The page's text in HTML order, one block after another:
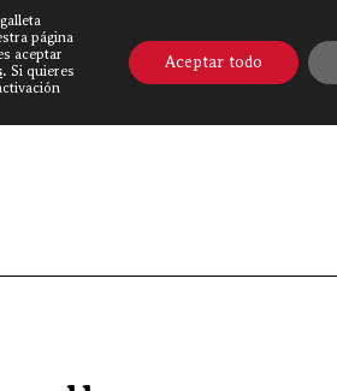
página
aceptar
. Si quieres
Aceptar todo